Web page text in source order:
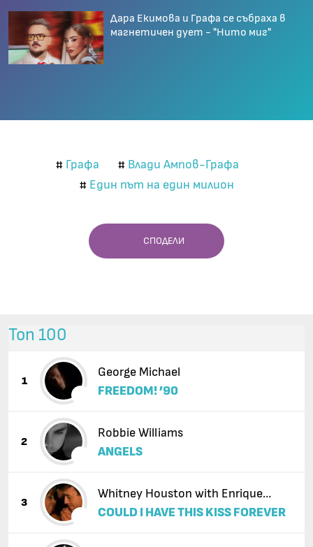
Дара Екимова и Графа се събраха в
магнетичен дует - "Нито миг"
# Графа # Влади Ампов-Графа
# Един път на един милион
СПОДЕЛИ
Топ 100
1
George Michael
FREEDOM! ’90
2
Robbie Williams
ANGELS
3
Whitney Houston with Enrique
Iglesias
COULD I HAVE THIS KISS FOREVER